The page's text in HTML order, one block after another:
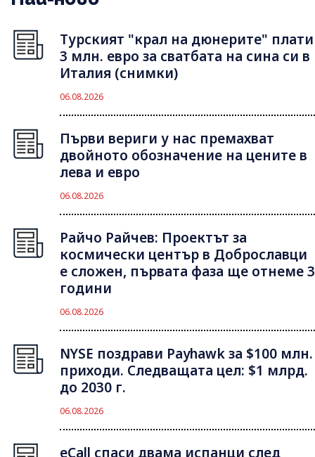
Турският "крал на дюнерите" плати
3 млн. евро за сватбата на сина си в
Италия (снимки)
06.08.2026
Първи вериги у нас премахват
двойното обозначение на цените в
лева и евро
06.08.2026
Райчо Райчев: Проектът за
космически център в Доброславци
е сложен, първата фаза ще отнеме 3
години
06.08.2026
NYSE поздрави Payhawk за $100 млн.
приходи. Следващата цел: $1 млрд.
до 2030 г.
06.08.2026
eCall спаси двама испанци след